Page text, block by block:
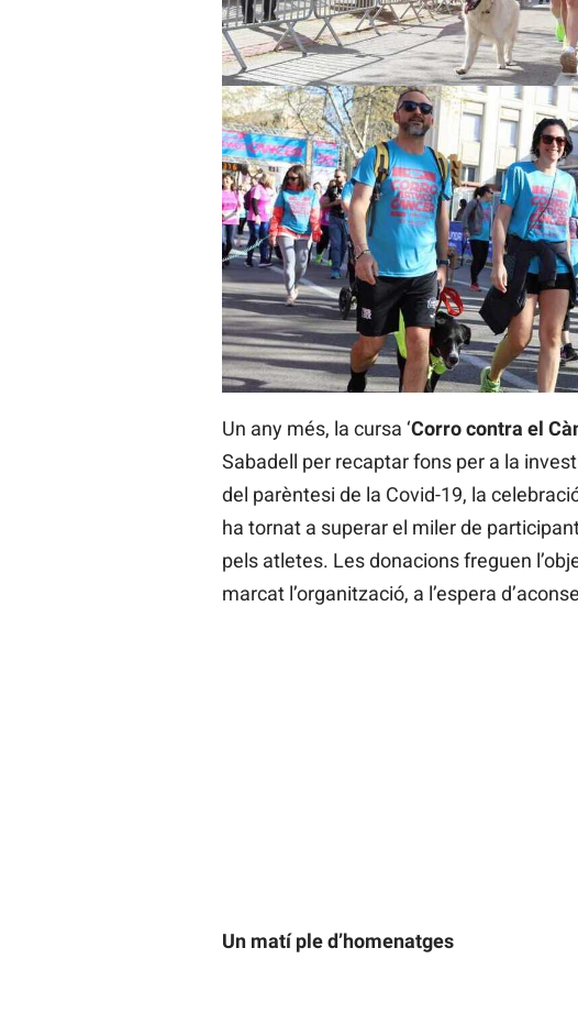
Un any més, la cursa ‘Corro contra el
Sabadell per recaptar fons per a la
del parèntesi de la Covid-19, la
ha tornat a superar el miler de
pels atletes. Les donacions freguen
marcat l’organització, a l’espera
Un matí ple d’homenatges